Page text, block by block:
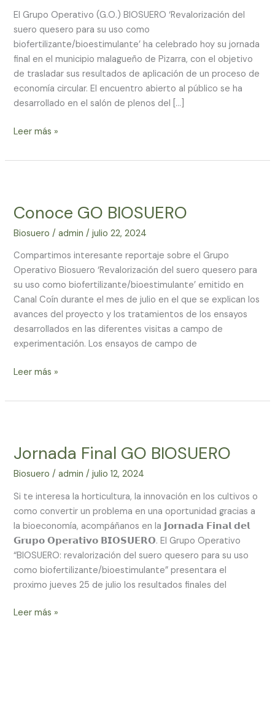
El Grupo Operativo (G.O.) BIOSUERO ‘Revalorización del
suero quesero para su uso como
biofertilizante/bioestimulante’ ha celebrado hoy su jornada
final en el municipio malagueño de Pizarra, con el objetivo
de trasladar sus resultados de aplicación de un proceso de
economía circular. El encuentro abierto al público se ha
desarrollado en el salón de plenos del […]
jornada
Leer más »
Conoce GO BIOSUERO
Biosuero /admin/julio 22, 2024
Compartimos interesante reportaje sobre el Grupo
Operativo Biosuero ‘Revalorización del suero quesero para
su uso como biofertilizante/bioestimulante’ emitido en
Canal Coín durante el mes de julio en el que se explican los
avances del proyecto y los tratamientos de los ensayos
desarrollados en las diferentes visitas a campo de
experimentación. Los ensayos de campo de
BIOSUERO
Leer más »
Jornada Final GO BIOSUERO
Biosuero /admin/julio 12, 2024
Si te interesa la horticultura, la innovación en los cultivos o
como convertir un problema en una oportunidad gracias a
la bioeconomía, acompáñanos en la 𝗝𝗼𝗿𝗻𝗮𝗱𝗮 𝗙𝗶𝗻𝗮𝗹 𝗱𝗲𝗹
𝗚𝗿𝘂𝗽𝗼 𝗢𝗽𝗲𝗿𝗮𝘁𝗶𝘃𝗼 𝗕𝗜𝗢𝗦𝗨𝗘𝗥𝗢. El Grupo Operativo
“BIOSUERO: revalorización del suero quesero para su uso
como biofertilizante/bioestimulante” presentara el
proximo jueves 25 de julio los resultados finales del
GO
Leer más »